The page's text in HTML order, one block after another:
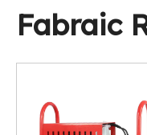
Fabraic